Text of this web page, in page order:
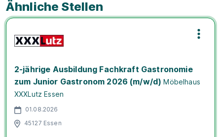
Ähnliche Stellen
2-jährige Ausbildung Fachkraft Gastronomie
zum Junior Gastronom 2026 (m/w/d) Möbelhaus
XXXLutz Essen
01.08.2026
45127 Essen